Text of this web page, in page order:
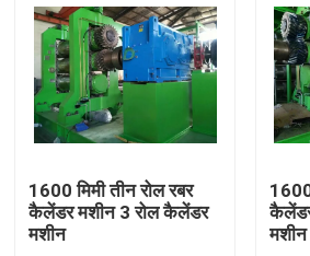
1600 मिमी तीन रोल रबर
कैलेंडर मशीन 3 रोल कैलेंडर
मशीन
1600
मशीन